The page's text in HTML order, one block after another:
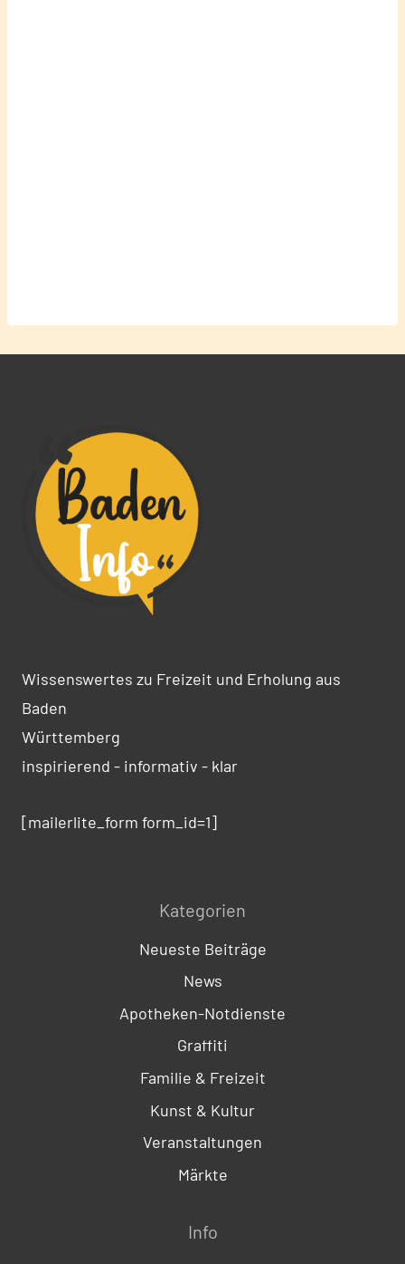
Wissenswertes zu Freizeit und Erholung aus
Baden
Württemberg
inspirierend - informativ - klar
[mailerlite_form form_id=1]
Kategorien
Neueste Beiträge
News
Apotheken-Notdienste
Graffiti
Familie & Freizeit
Kunst & Kultur
Veranstaltungen
Märkte
Info